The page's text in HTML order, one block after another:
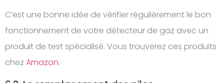
C’est une bonne idée de vérifier régulièrement le bon
fonctionnement de votre détecteur de gaz avec un
produit de test spécialisé. Vous trouverez ces produits
chez Amazon.